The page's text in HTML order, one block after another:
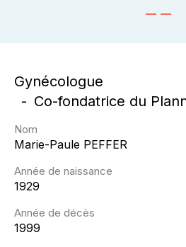
Gynécologue
Co-fondatrice du
Nom
Marie-Paule PEFFER
Année de naissance
1929
Année de décès
1999